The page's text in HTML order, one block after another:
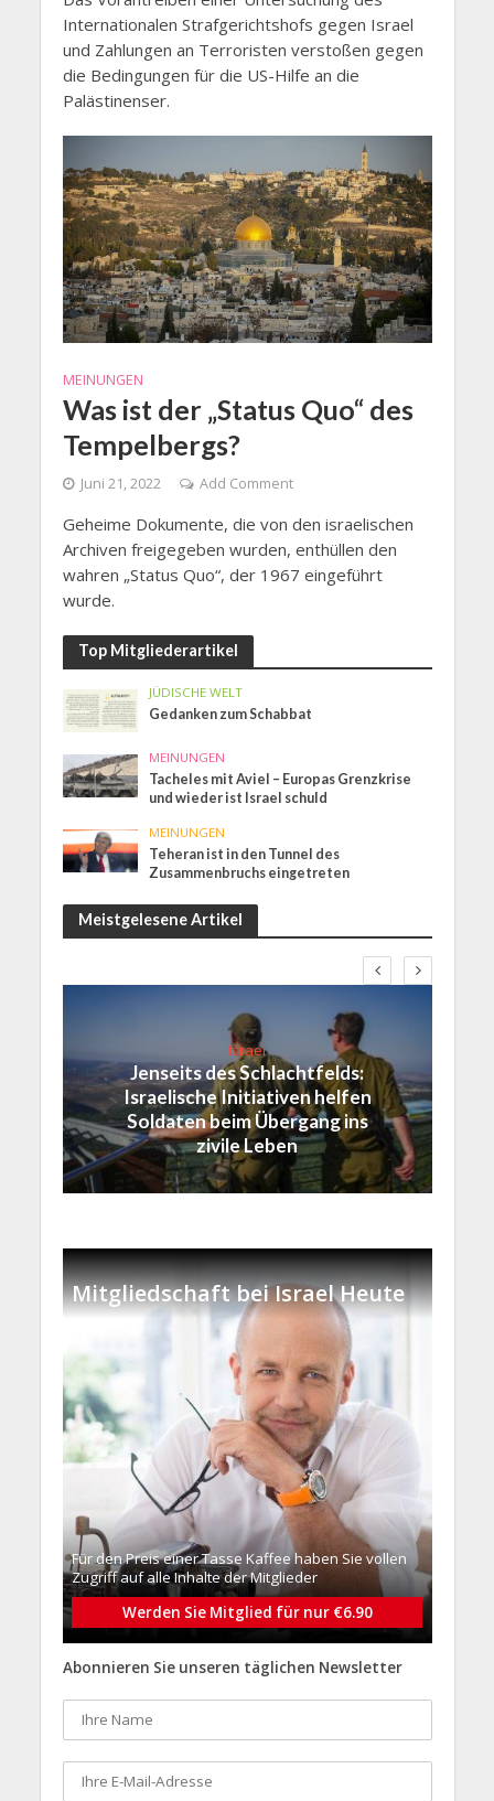
Internationalen Strafgerichtshofs gegen Israel
und Zahlungen an Terroristen verstoßen gegen
die Bedingungen für die US-Hilfe an die
Palästinenser.
MEINUNGEN
Was ist der „Status Quo“ des
Tempelbergs?
Juni 21, 2022 Add Comment
Geheime Dokumente, die von den israelischen
Archiven freigegeben wurden, enthüllen den
wahren „Status Quo“, der 1967 eingeführt
wurde.
Top Mitgliederartikel
JÜDISCHE WELT
Gedanken zum Schabbat
MEINUNGEN
Tacheles mit Aviel – Europas Grenzkrise
und wieder ist Israel schuld
MEINUNGEN
Teheran ist in den Tunnel des
Zusammenbruchs eingetreten
Meistgelesene Artikel
Israel
Jenseits des Schlachtfelds:
Israelische Initiativen helfen
Soldaten beim Übergang ins
zivile Leben
Mitgliedschaft bei Israel Heute
Für den Preis einer Tasse Kaffee haben Sie vollen
Zugriff auf alle Inhalte der Mitglieder
Werden Sie Mitglied für nur €6.90
Abonnieren Sie unseren täglichen Newsletter